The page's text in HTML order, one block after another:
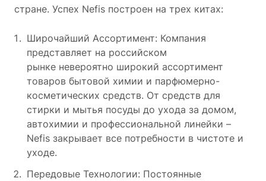
стране. Успех Nefis построен на трех китах:
Широчайший Ассортимент: Компания
представляет на российском
рынке невероятно широкий ассортимент
товаров бытовой химии и парфюмерно-
косметических средств. От средств для
стирки и мытья посуды до ухода за домом,
автохимии и профессиональной линейки –
Nefis закрывает все потребности в чистоте и
уходе.
Передовые Технологии: Постоянные